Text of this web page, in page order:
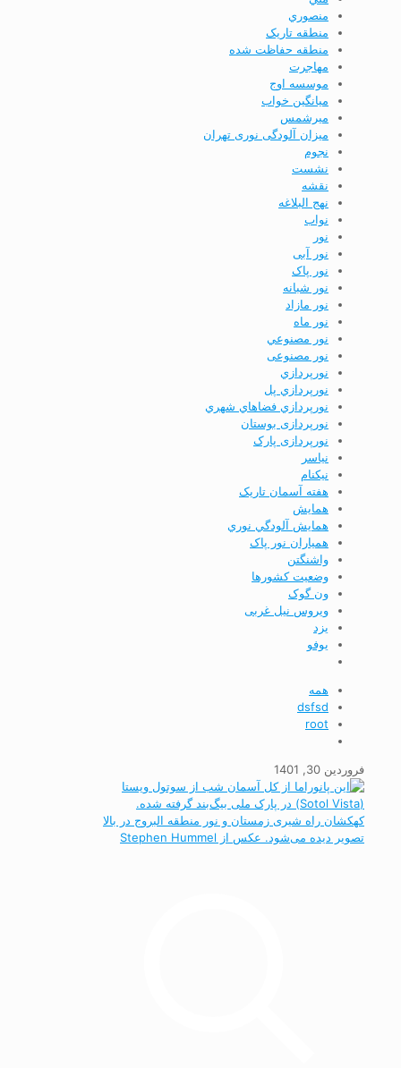
منصوري
منطقه تاریک
منطقه حفاظت شده
مهاجرت
موسسه اوج
ميانگين خواب
ميرشمس
میزان آلودگی نوری تهران
نجوم
نشست
نقشه
نهج البلاغه
نواب
نور
نور آبی
نور پاک
نور شبانه
نور مازاد
نور ماه
نور مصنوعي
نور مصنوعی
نورپردازي
نورپردازي پل
نورپردازي فضاهاي شهري
نورپردازی بوستان
نورپردازی پارک
نياسر
نیکنام
هفته آسمان تاریک
همايش
همايش آلودگي نوري
همیاران نور پاک
واشنگتن
وضعيت كشورها
ون گوک
ویروس نیل غربی
يزد
يوفو
همه
dsfsd
root
فروردین 30, 1401